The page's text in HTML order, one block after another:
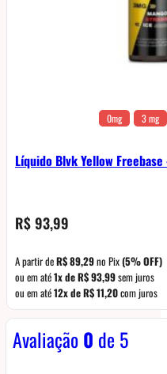
0mg 3 mg
Líquido Blvk Yellow
R$93,99
A partir deR$89,29no Pix(5% OFF)
ou em até1x deR$93,99sem juros
ou em até12x deR$11,20com juros
Avaliação0 de 5